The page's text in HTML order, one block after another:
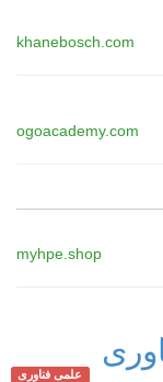
khanebosch.com
ogoacademy.com
myhpe.shop
علمی فناوری